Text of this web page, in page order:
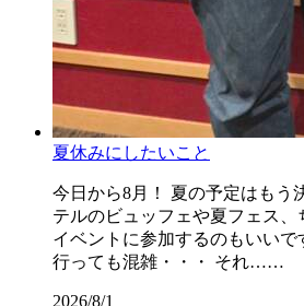
夏休みにしたいこと
今日から8月！ 夏の予定はもう
テルのビュッフェや夏フェス、
イベントに参加するのもいいで
行っても混雑・・・ それ……
2026/8/1